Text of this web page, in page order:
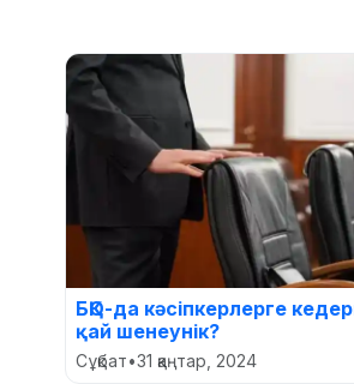
БҚО-да кәсіпкерлерге
қай шенеунік?
Сұқбат•31 қаңтар, 2024